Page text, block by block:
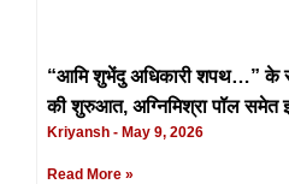
“आमि शुभेंदु अधिकारी शपथ…” के
की शुरुआत, अग्निमिश्रा पॉल समेत
Kriyansh May 9, 2026
Read More »